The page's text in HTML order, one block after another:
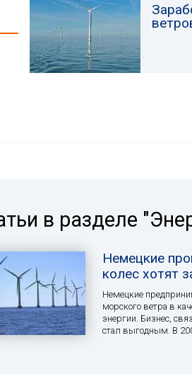
в разделе
Немецкие
колес хотят
Немецкие
морского ветра в
энергии. Бизнес,
стал выгодным. В